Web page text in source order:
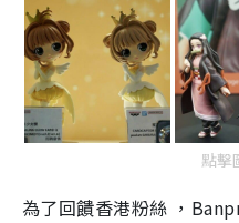
點擊
為了回饋香港粉絲 ，